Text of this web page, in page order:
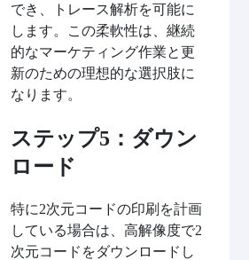
でき、トレース解析を可能に
します。この柔軟性は、継続
的なマーケティング作業と更
新のための理想的な選択肢に
なります。
ステップ5：ダウン
ロード
特に2次元コードの印刷を計画
している場合は、高解像度で2
次元コードをダウンロードし